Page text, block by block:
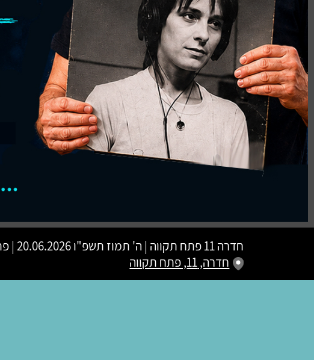
חדרה 11 פתח תקווה | ה' תמוז תשפ"ו20.06.2026 | פתיחת שערים 19:30 | שעת התחלה 20:00
חדרה, 11, פתח תקווה